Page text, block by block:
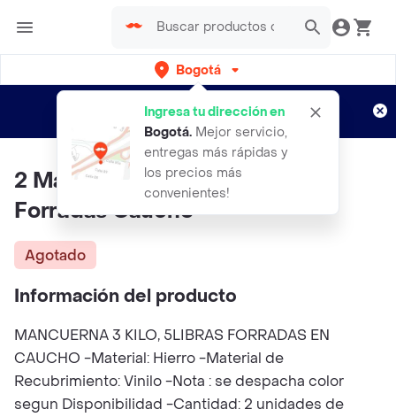
Bogotá
Ingresa tu dirección en
Bogotá. Mejor servicio,
entregas más rápidas y
los precios más
convenientes!
envíos gratis por semanas
Aplican TyC
2 Mancuernas 3 Kilo 5libras
Forradas Caucho
Agotado
Información del producto
MANCUERNA 3 KILO, 5LIBRAS FORRADAS EN
CAUCHO -Material: Hierro -Material de
Recubrimiento: Vinilo -Nota : se despacha color
segun Disponibilidad -Cantidad: 2 unidades de